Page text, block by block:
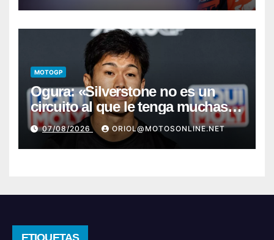
MOTOGP
Ogura: «Silverstone no es un
circuito al que le tenga muchas
ganas»
07/08/2026 ORIOL@MOTOSONLINE.NET
ETIQUETAS